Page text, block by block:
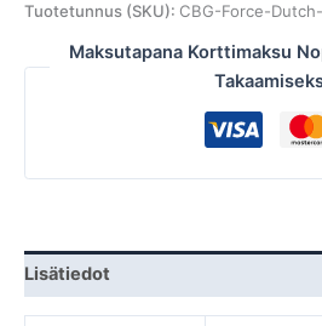
Tuotetunnus (SKU): CBG-Force-
Maksutapana Korttimaksu
Lisätiedot